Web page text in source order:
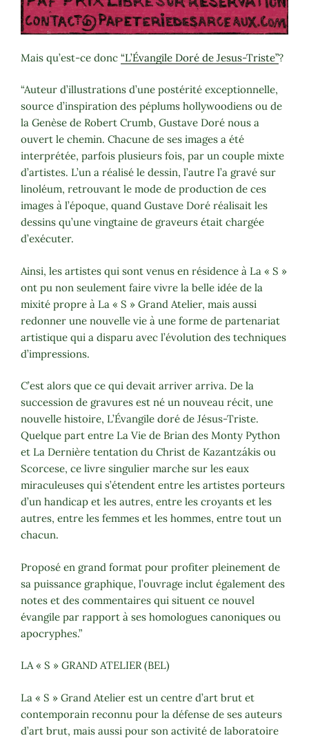
Mais qu’est-ce donc “L’Évangile Doré de Jesus-Triste”?
“Auteur d’illustrations d’une postérité exceptionnelle,
source d’inspiration des péplums hollywoodiens ou de
la Genèse de Robert Crumb, Gustave Doré nous a
ouvert le chemin. Chacune de ses images a été
interprétée, parfois plusieurs fois, par un couple mixte
d’artistes. L’un a réalisé le dessin, l’autre l’a gravé sur
linoléum, retrouvant le mode de production de ces
images à l’époque, quand Gustave Doré réalisait les
dessins qu’une vingtaine de graveurs était chargée
d’exécuter.
Ainsi, les artistes qui sont venus en résidence à La « S »
ont pu non seulement faire vivre la belle idée de la
mixité propre à La « S » Grand Atelier, mais aussi
redonner une nouvelle vie à une forme de partenariat
artistique qui a disparu avec l’évolution des techniques
d’impressions.
C’est alors que ce qui devait arriver arriva. De la
succession de gravures est né un nouveau récit, une
nouvelle histoire, L’Évangile doré de Jésus-Triste.
Quelque part entre La Vie de Brian des Monty Python
et La Dernière tentation du Christ de Kazantzákis ou
Scorcese, ce livre singulier marche sur les eaux
miraculeuses qui s’étendent entre les artistes porteurs
d’un handicap et les autres, entre les croyants et les
autres, entre les femmes et les hommes, entre tout un
chacun.
Proposé en grand format pour profiter pleinement de
sa puissance graphique, l’ouvrage inclut également des
notes et des commentaires qui situent ce nouvel
évangile par rapport à ses homologues canoniques ou
apocryphes.”
LA « S » GRAND ATELIER (BEL)
La « S » Grand Atelier est un centre d’art brut et
contemporain reconnu pour la défense de ses auteurs
d’art brut, mais aussi pour son activité de laboratoire